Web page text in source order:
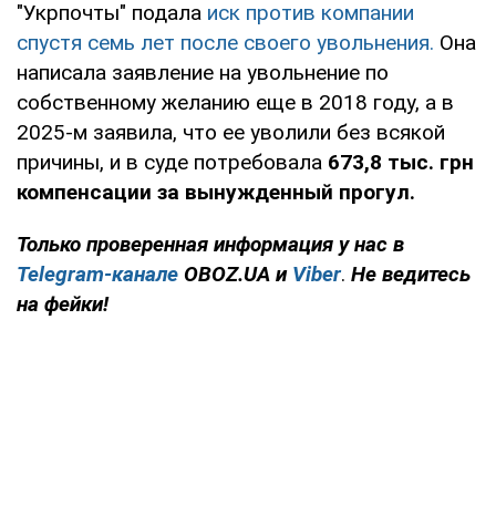
"Укрпочты" подала иск против компании
спустя семь лет после своего увольнения. Она
написала заявление на увольнение по
собственному желанию еще в 2018 году, а в
2025-м заявила, что ее уволили без всякой
причины, и в суде потребовала 673,8 тыс. грн
компенсации за вынужденный прогул.
Только проверенная информация у нас в
Telegram-канале OBOZ.UA и Viber. Не ведитесь
на фейки!